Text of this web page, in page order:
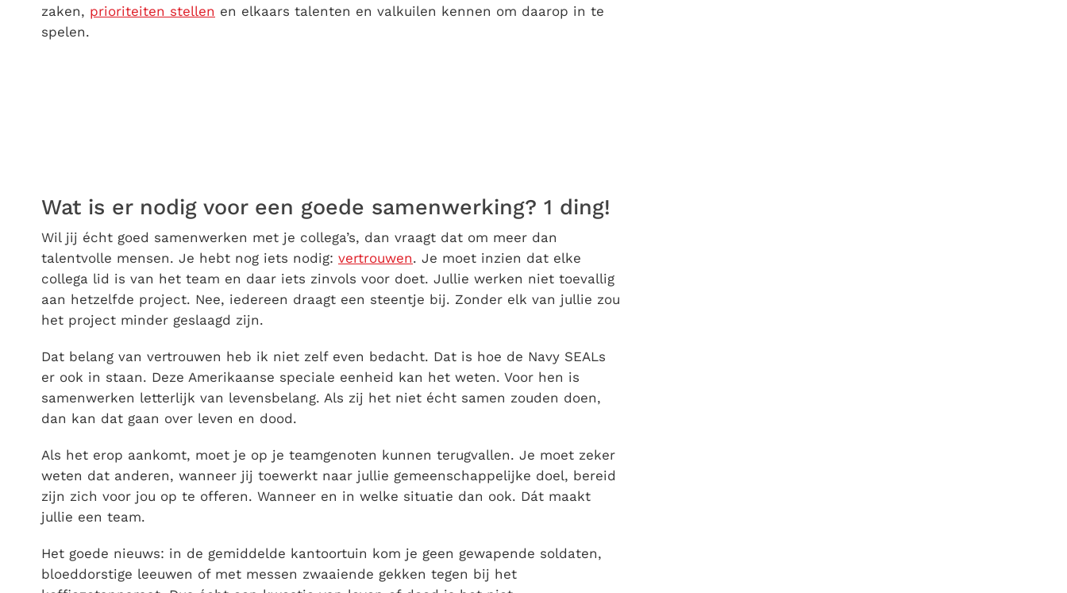
zaken, prioriteiten stellen en elkaars talenten en valkuilen kennen om daarop in te
spelen.
Wat is er nodig voor een goede samenwerking? 1 ding!
Wil jij écht goed samenwerken met je collega’s, dan vraagt dat om meer dan
talentvolle mensen. Je hebt nog iets nodig: vertrouwen. Je moet inzien dat elke
collega lid is van het team en daar iets zinvols voor doet. Jullie werken niet toevallig
aan hetzelfde project. Nee, iedereen draagt een steentje bij. Zonder elk van jullie zou
het project minder geslaagd zijn.
Dat belang van vertrouwen heb ik niet zelf even bedacht. Dat is hoe de Navy SEALs
er ook in staan. Deze Amerikaanse speciale eenheid kan het weten. Voor hen is
samenwerken letterlijk van levensbelang. Als zij het niet écht samen zouden doen,
dan kan dat gaan over leven en dood.
Als het erop aankomt, moet je op je teamgenoten kunnen terugvallen. Je moet zeker
weten dat anderen, wanneer jij toewerkt naar jullie gemeenschappelijke doel, bereid
zijn zich voor jou op te offeren. Wanneer en in welke situatie dan ook. Dát maakt
jullie een team.
Het goede nieuws: in de gemiddelde kantoortuin kom je geen gewapende soldaten,
bloeddorstige leeuwen of met messen zwaaiende gekken tegen bij het